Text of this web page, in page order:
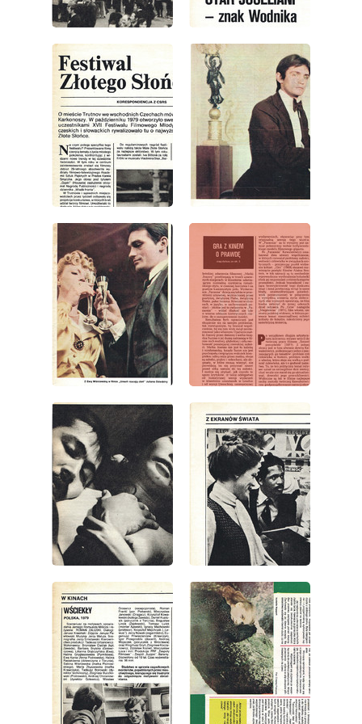
wydanie: 2/1980 wydanie: 2/1980
wydanie: 2/1980 wydanie: 2/1980
wydanie: 2/1980 wydanie: 2/1980
wydanie: 2/1980 wydanie: 2/1980